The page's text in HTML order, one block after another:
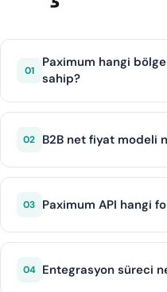
01
Paximum hangi
sahip?
Paximum, Türkiye
popüler tatil
envanterine sahiptir.
02 B2B net fiyat modeli
Paximum, oteller ve
sunar. Acenteler bu
ekleyerek
03 Paximum API hangi
Paximum hem XML
dokümantasyon ve
04 Entegrasyon süreci